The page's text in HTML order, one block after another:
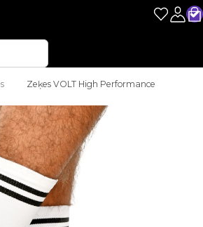
Zeķes VOLT High Performance